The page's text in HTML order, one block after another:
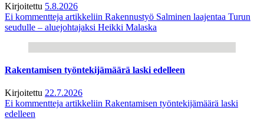
Kirjoitettu 5.8.2026
Ei kommentteja artikkeliin Rakennustyö Salminen laajentaa Turun
seudulle – aluejohtajaksi Heikki Malaska
Rakentamisen työntekijämäärä laski edelleen
Kirjoitettu 22.7.2026
Ei kommentteja artikkeliin Rakentamisen työntekijämäärä laski
edelleen